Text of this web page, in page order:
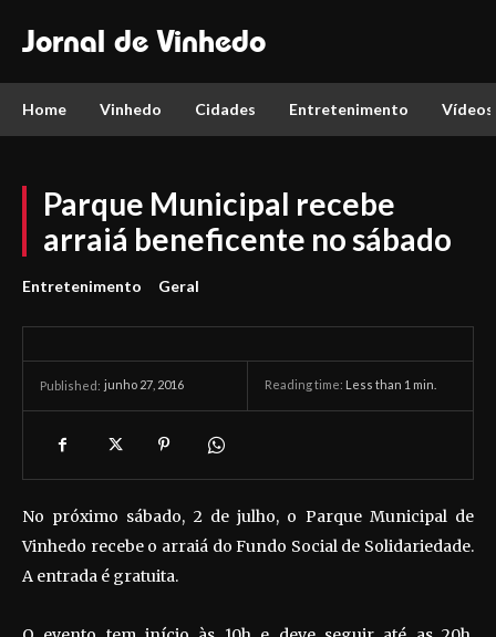
Jornal de Vinhedo
Home Vinhedo Cidades Entretenimento Vídeos
Parque Municipal recebe
arraiá beneficente no sábado
Entretenimento Geral
Published: junho 27, 2016 Reading time: Less than 1 min.
No próximo sábado, 2 de julho, o Parque Municipal de
Vinhedo recebe o arraiá do Fundo Social de Solidariedade.
A entrada é gratuita.